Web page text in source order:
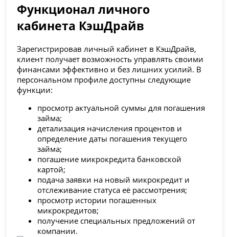
Функционал личного
кабинета КэшДрайв
Зарегистрировав личный кабинет в КэшДрайв,
клиент получает возможность управлять своими
финансами эффективно и без лишних усилий. В
персональном профиле доступны следующие
функции:
просмотр актуальной суммы для погашения
займа;
детализация начисления процентов и
определение даты погашения текущего
займа;
погашение микрокредита банковской
картой;
подача заявки на новый микрокредит и
отслеживание статуса её рассмотрения;
просмотр истории погашенных
микрокредитов;
получение специальных предложений от
компании.